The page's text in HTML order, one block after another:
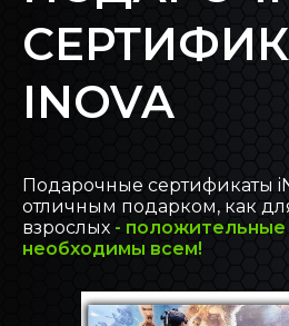
БЛОГ
ОБРАТНАЯ
INOVA
Подарочные сертификаты
отличным подарком, как
взрослых -
необходимы всем!